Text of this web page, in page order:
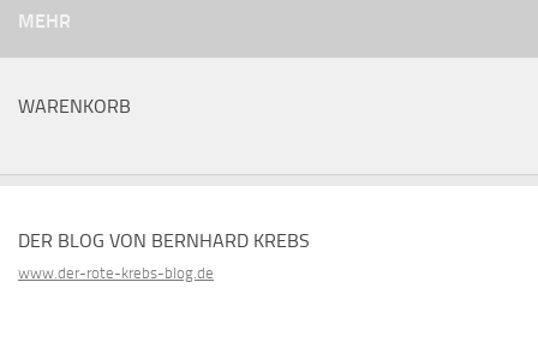
MEHR
WARENKORB
DER BLOG VON BERNHARD KREBS
www.der-rote-krebs-blog.de